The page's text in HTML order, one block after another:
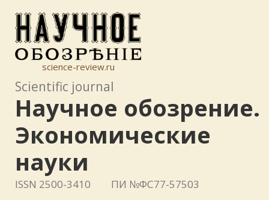
science-review.ru
Scientific journal
Научное обозрение.
Экономические
науки
ISSN 2500-3410 ПИ №ФС77-57503